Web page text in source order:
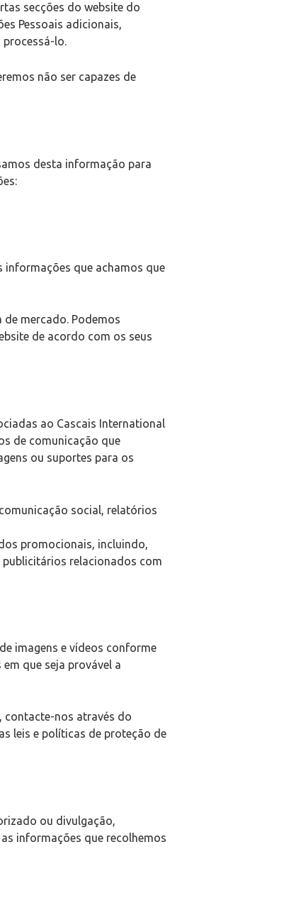
secções do website do
Pessoais adicionais,
processá-lo.
não ser capazes de
desta informação para
que achamos que
mercado. Podemos
de acordo com os seus
ao Cascais International
de comunicação que
ou suportes para os
social, relatórios
promocionais, incluindo,
relacionados com
imagens e vídeos conforme
que seja provável a
contacte-nos através do
leis e políticas de proteção de
ou divulgação,
informações que recolhemos